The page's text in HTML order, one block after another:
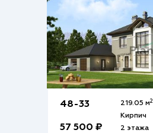
48-33
57 500 ₽
219.05 м2
Кирпич
2 этажа